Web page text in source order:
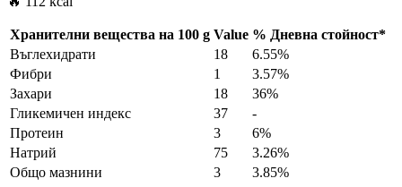
Хранителни вещества на 100 g Value % Дневна стойност*
Въглехидрати
18
6.55%
Фибри
1
3.57%
Захари
18
36%
Гликемичен индекс
37
-
Протеин
3
6%
Натрий
75
3.26%
Общо мазнини
3 3.85%